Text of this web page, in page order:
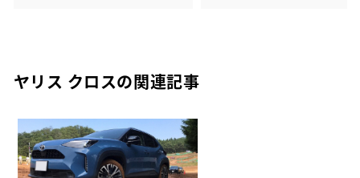
ヤリス クロスの関連記事